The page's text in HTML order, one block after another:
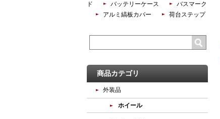
ド
バッテリーケース
バスマーク
アルミ縞板カバー
荷台ステップ
商品カテゴリ
外装品
ホイール